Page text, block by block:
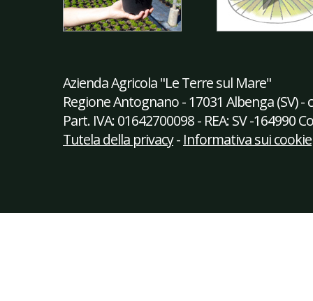
Azienda Agricola "Le Terre sul Mare"
Regione Antognano - 17031 Albenga (SV) -
Part. IVA: 01642700098 - REA: SV -164990
Tutela della privacy- Informativa sui cookie